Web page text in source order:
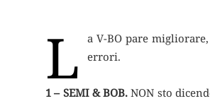
L
a V-BO pare
errori.
1 – SEMI & BOB. NON sto